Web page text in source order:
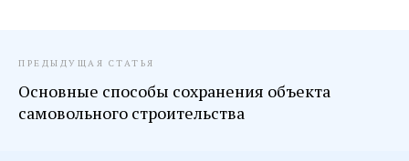
ПРЕДЫДУЩАЯ СТАТЬЯ
Основные способы сохранения объекта
самовольного строительства